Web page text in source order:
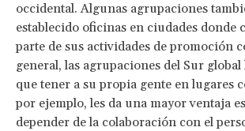
occidental. Algunas agrupaciones
establecido oficinas en ciudades donde
parte de sus actividades de promoción
general, las agrupaciones del Sur
que tener a su propia gente en lugares
por ejemplo, les da una mayor ventaja
depender de la colaboración con el